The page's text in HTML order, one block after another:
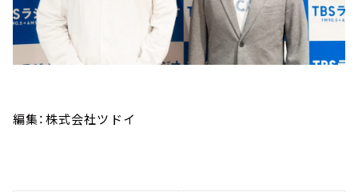
編集：株式会社ツドイ